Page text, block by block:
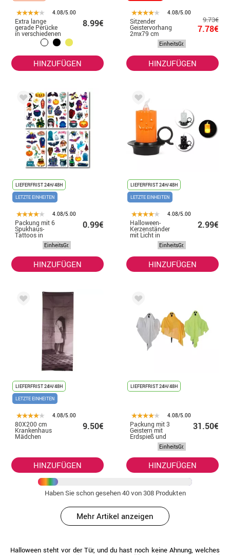
4.08/5.00
Extra lange
gerade Perücke
in verschiedenen
8.99€
HINZUFÜGEN
4.08/5.00
Sitzender
Geistervorhang
2mx79 cm
9.73€
7.78€
EinheitsGr.
HINZUFÜGEN
LIEFERFRIST 24H/48H
LETZTE EINHEITEN
4.08/5.00
Packung mit 6
Spukhaus-
Tattoos in
verschiedenen
6,8-cm-Modellen
0.99€
EinheitsGr.
HINZUFÜGEN
LIEFERFRIST 24H/48H
LETZTE EINHEITEN
4.08/5.00
Halloween-
Kerzenständer
mit Licht in
verschiedenen
7x8 cm-Modellen
2.99€
EinheitsGr.
HINZUFÜGEN
LIEFERFRIST 24H/48H
LETZTE EINHEITEN
4.08/5.00
80X200 cm
Krankenhaus
Mädchen
9.50€
HINZUFÜGEN
LIEFERFRIST 24H/48H
4.08/5.00
Packung mit 3
Geistern mit
Erdspieß und
Licht von 90 x 70
31.50€
EinheitsGr.
HINZUFÜGEN
Haben Sie schon gesehen40von 308 Produkten
Mehr Artikel anzeigen
Halloween steht vor der Tür, und du hast noch keine Ahnung, welches